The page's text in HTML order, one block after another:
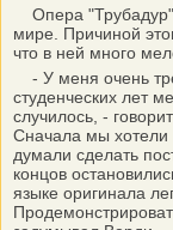
Опера "Трубадур"
мире. Причиной
что в ней много
- У меня очень
студенческих лет
случилось, -
Сначала мы хотели
думали сделать
концов
языке оригинала